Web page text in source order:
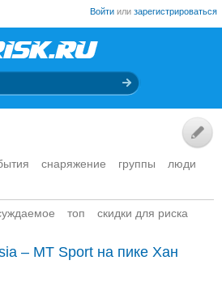
Войти или зарегистрироваться
снаряжение группы
люди
топ скидки для риска
– MT Sport на пике Хан